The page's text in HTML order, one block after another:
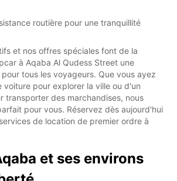
routière pour une tranquillité
et nos offres spéciales font de la
à Aqaba Al Qudess Street une
tous les voyageurs. Que vous ayez
voiture pour explorer la ville ou d'un
transporter des marchandises, nous
pour vous. Réservez dès aujourd'hui
de location de premier ordre à
et ses environs